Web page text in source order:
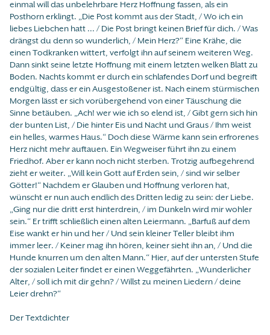
einmal will das unbelehrbare Herz Hoffnung fassen, als ein
Posthorn erklingt. „Die Post kommt aus der Stadt, / Wo ich ein
liebes Liebchen hatt ... / Die Post bringt keinen Brief für dich. / Was
drängst du denn so wunderlich, / Mein Herz?“ Eine Krähe, die
einen Todkranken wittert, verfolgt ihn auf seinem weiteren Weg.
Dann sinkt seine letzte Hoffnung mit einem letzten welken Blatt zu
Boden. Nachts kommt er durch ein schlafendes Dorf und begreift
endgültig, dass er ein Ausgestoßener ist. Nach einem stürmischen
Morgen lässt er sich vorübergehend von einer Täuschung die
Sinne betäuben. „Ach! wer wie ich so elend ist, / Gibt gern sich hin
der bunten List, / Die hinter Eis und Nacht und Graus / Ihm weist
ein helles, warmes Haus.“ Doch diese Wärme kann sein erfrorenes
Herz nicht mehr auftauen. Ein Wegweiser führt ihn zu einem
Friedhof. Aber er kann noch nicht sterben. Trotzig aufbegehrend
zieht er weiter. „Will kein Gott auf Erden sein, / sind wir selber
Götter!“ Nachdem er Glauben und Hoffnung verloren hat,
wünscht er nun auch endlich des Dritten ledig zu sein: der Liebe.
„Ging nur die dritt erst hinterdrein, / im Dunkeln wird mir wohler
sein.“ Er trifft schließlich einen alten Leiermann. „Barfuß auf dem
Eise wankt er hin und her / Und sein kleiner Teller bleibt ihm
immer leer. / Keiner mag ihn hören, keiner sieht ihn an, / Und die
Hunde knurren um den alten Mann.“ Hier, auf der untersten Stufe
der sozialen Leiter findet er einen Weggefährten. „Wunderlicher
Alter, / soll ich mit dir gehn? / Willst zu meinen Liedern / deine
Leier drehn?“
Der Textdichter